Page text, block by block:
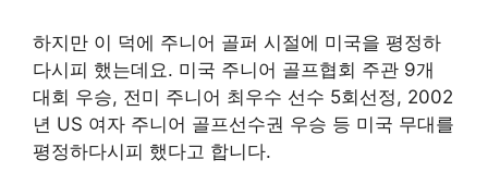
하지만 이 덕에 주니어 골퍼 시절에 미국을 평정하
다시피 했는데요. 미국 주니어 골프협회 주관 9개
대회 우승, 전미 주니어 최우수 선수 5회선정, 2002
년 US 여자 주니어 골프선수권 우승 등 미국 무대를
평정하다시피 했다고 합니다.